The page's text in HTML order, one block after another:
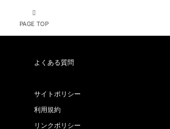
PAGE TOP
よくある質問
サイトポリシー
利用規約
リンクポリシー